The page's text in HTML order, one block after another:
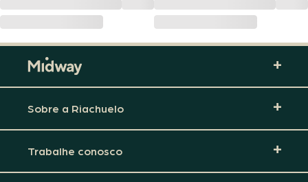
Sobre a Riachuelo
Trabalhe conosco